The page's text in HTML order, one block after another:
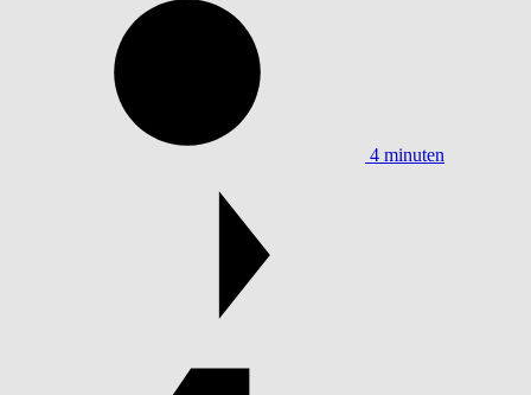
4 minuten